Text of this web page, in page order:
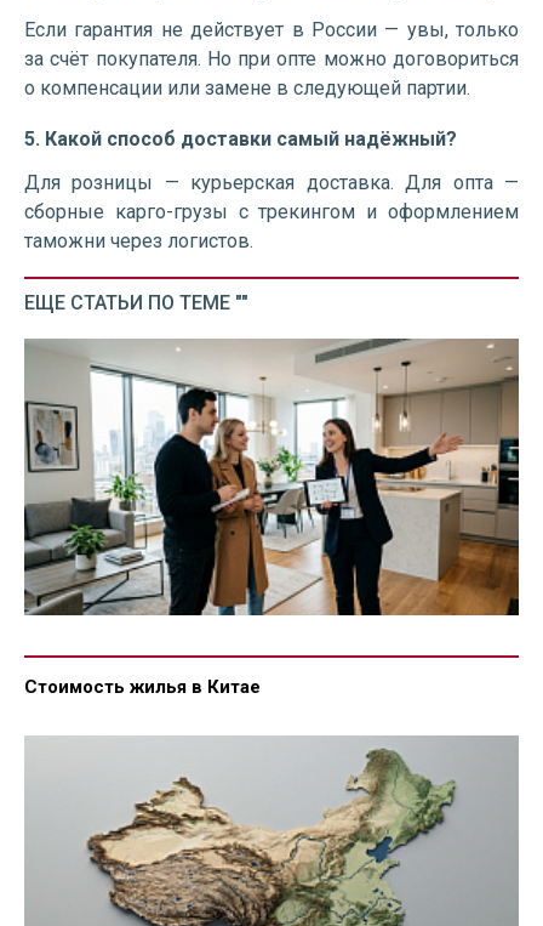
Если гарантия не действует в России — увы, только
за счёт покупателя. Но при опте можно договориться
о компенсации или замене в следующей партии.
5. Какой способ доставки самый надёжный?
Для розницы — курьерская доставка. Для опта —
сборные карго-грузы с трекингом и оформлением
таможни через логистов.
ЕЩЕ СТАТЬИ ПО ТЕМЕ ""
Стоимость жилья в Китае